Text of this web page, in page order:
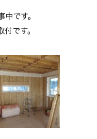
中です。
です。